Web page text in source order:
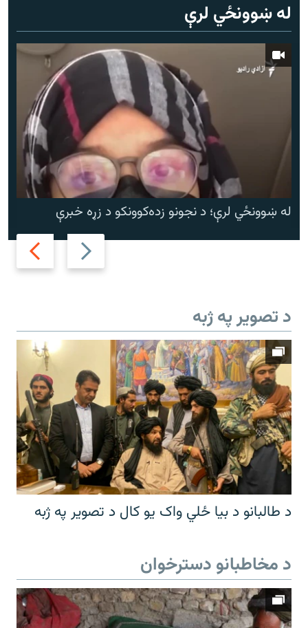
له ښوونځي لرې
Previous
slide
Next
slide
له ښوونځي لرې؛ د نجونو زده‌کوونکو د زړه خبرې
د تصویر په ژبه
د طالبانو د بیا ځلي واک یو کال د تصویر په ژبه
د مخاطبانو دسترخوان